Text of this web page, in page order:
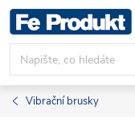
Přejít
na
obsah
Vibrační brusky